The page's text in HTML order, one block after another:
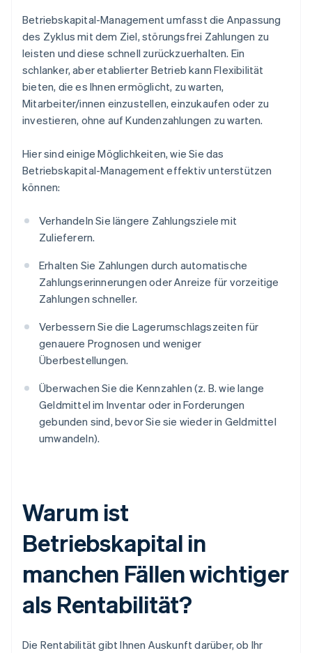
Betriebskapital-Management umfasst die Anpassung
des Zyklus mit dem Ziel, störungsfrei Zahlungen zu
leisten und diese schnell zurückzuerhalten. Ein
schlanker, aber etablierter Betrieb kann Flexibilität
bieten, die es Ihnen ermöglicht, zu warten,
Mitarbeiter/innen einzustellen, einzukaufen oder zu
investieren, ohne auf Kundenzahlungen zu warten.
Hier sind einige Möglichkeiten, wie Sie das
Betriebskapital-Management effektiv unterstützen
können:
Verhandeln Sie längere Zahlungsziele mit
Zulieferern.
Erhalten Sie Zahlungen durch automatische
Zahlungserinnerungen oder Anreize für vorzeitige
Zahlungen schneller.
Verbessern Sie die Lagerumschlagszeiten für
genauere Prognosen und weniger
Überbestellungen.
Überwachen Sie die Kennzahlen (z. B. wie lange
Geldmittel im Inventar oder in Forderungen
gebunden sind, bevor Sie sie wieder in Geldmittel
umwandeln).
Warum ist
Betriebskapital in
manchen Fällen wichtiger
als Rentabilität?
Die Rentabilität gibt Ihnen Auskunft darüber, ob Ihr